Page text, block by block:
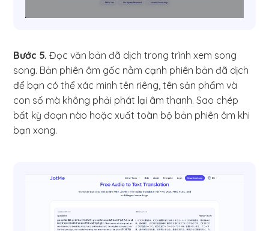
Bước 5.Đọc văn bản đã dịch trong trình xem song
song. Bản phiên âm gốc nằm cạnh phiên bản đã dịch
để bạn có thể xác minh tên riêng, tên sản phẩm và
con số mà không phải phát lại âm thanh. Sao chép
bất kỳ đoạn nào hoặc xuất toàn bộ bản phiên âm khi
bạn xong.